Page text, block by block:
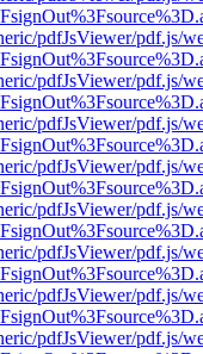
pdfJsViewer/pdf.js/
pdfJsViewer/pdf.js/
pdfJsViewer/pdf.js/
pdfJsViewer/pdf.js/
pdfJsViewer/pdf.js/
pdfJsViewer/pdf.js/
pdfJsViewer/pdf.js/
pdfJsViewer/pdf.js/